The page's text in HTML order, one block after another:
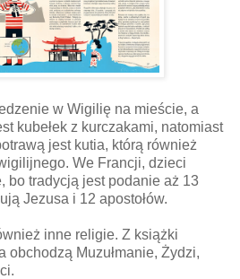
w Wigilię na mieście, a
kubełek z kurczakami, natomiast
jest kutia, którą również
We Francji, dzieci
bo tradycją jest podanie aż 13
Jezusa i 12 apostołów.
inne religie. Z książki
obchodzą Muzułmanie, Żydzi,